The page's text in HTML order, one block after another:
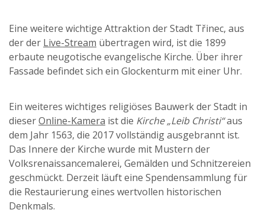
Eine weitere wichtige Attraktion der Stadt Třinec, aus
der der Live-Stream übertragen wird, ist die 1899
erbaute neugotische evangelische Kirche. Über ihrer
Fassade befindet sich ein Glockenturm mit einer Uhr.
Ein weiteres wichtiges religiöses Bauwerk der Stadt in
dieserOnline-Kamera ist die Kirche „Leib Christi“aus
dem Jahr 1563, die 2017 vollständig ausgebrannt ist.
Das Innere der Kirche wurde mit Mustern der
Volksrenaissancemalerei, Gemälden und Schnitzereien
geschmückt. Derzeit läuft eine Spendensammlung für
die Restaurierung eines wertvollen historischen
Denkmals.